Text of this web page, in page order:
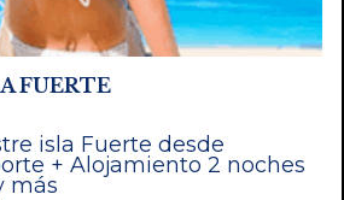
FUERTE
isla Fuerte desde
+ Alojamiento 2 noches
más